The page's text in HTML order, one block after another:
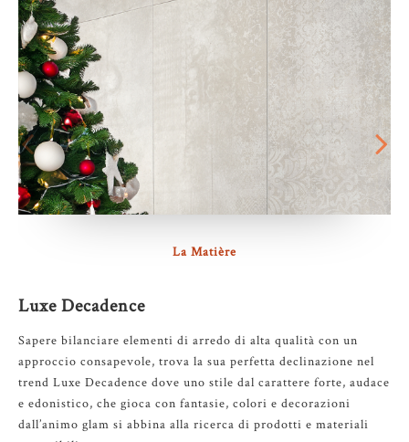
La Matière
Luxe Decadence
Sapere bilanciare elementi di arredo di alta qualità con un
approccio consapevole, trova la sua perfetta declinazione nel
trend Luxe Decadence dove uno stile dal carattere forte, audace
e edonistico, che gioca con fantasie, colori e decorazioni
dall’animo glam si abbina alla ricerca di prodotti e materiali